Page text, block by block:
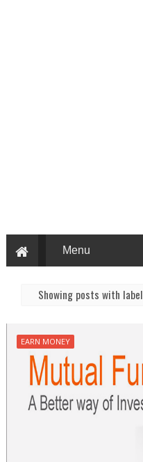
Showing posts with label
EARN MONEY